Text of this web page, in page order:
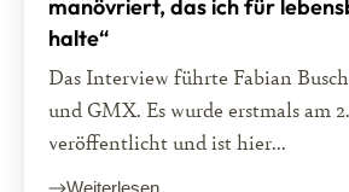
manövriert, das ich für
halte“
Das Interview führte Fabian
und GMX. Es wurde erstmals am
veröffentlicht und ist hier...
Weiterlesen